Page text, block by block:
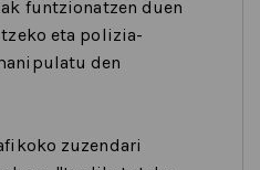
funtzionatzen duen
eta polizia-
den
zuzendari